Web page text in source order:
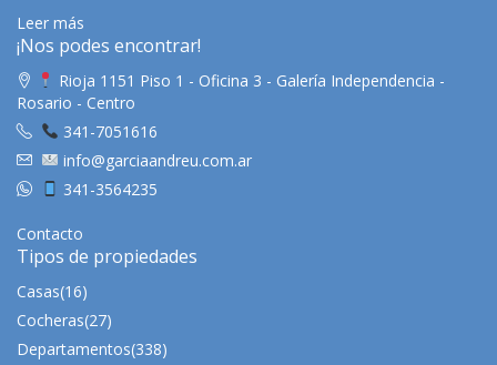
Leer más
¡Nos podes encontrar!
Rioja 1151 Piso 1 - Oficina 3 - Galería Independencia -
Rosario - Centro
341-7051616
info@garciaandreu.com.ar
341-3564235
Contacto
Tipos de propiedades
Casas(16)
Cocheras(27)
Departamentos(338)